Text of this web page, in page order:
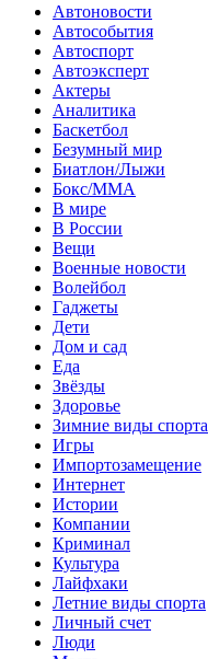
Автоновости
Автособытия
Автоспорт
Автоэксперт
Актеры
Аналитика
Баскетбол
Безумный мир
Биатлон/Лыжи
Бокс/MMA
В мире
В России
Вещи
Военные новости
Волейбол
Гаджеты
Дети
Дом и сад
Еда
Звёзды
Здоровье
Зимние виды спорта
Игры
Импортозамещение
Интернет
Истории
Компании
Криминал
Культура
Лайфхаки
Летние виды спорта
Личный счет
Люди